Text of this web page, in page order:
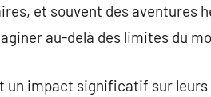
et souvent des aventures
au-delà des limites du
un impact significatif sur